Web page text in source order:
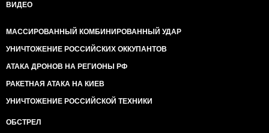
ВИДЕО
МАССИРОВАННЫЙ КОМБИНИРОВАННЫЙ УДАР
УНИЧТОЖЕНИЕ РОССИЙСКИХ ОККУПАНТОВ
АТАКА ДРОНОВ НА РЕГИОНЫ РФ
РАКЕТНАЯ АТАКА НА КИЕВ
УНИЧТОЖЕНИЕ РОССИЙСКОЙ ТЕХНИКИ
ОБСТРЕЛ